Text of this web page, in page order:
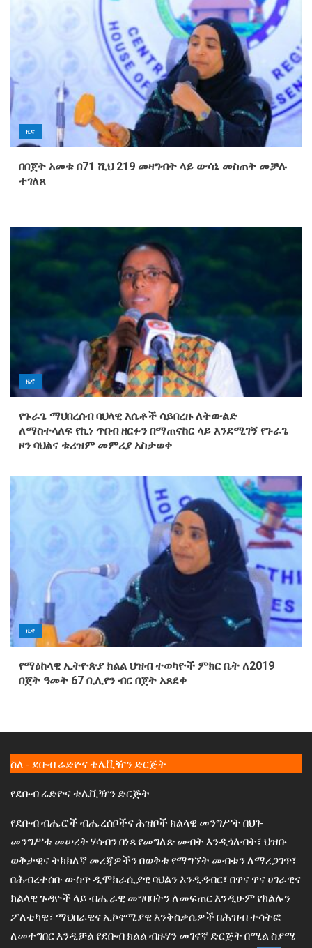
ዜና
በበጀት አመቱ በ71 ሺህ 219 መዛግብት ላይ ውሳኔ መስጠት መቻሉ
ተገለጸ
ዜና
የጉራጌ ማህበረሰብ ባህላዊ እሴቶች ሳይበረዙ ለትውልድ
ለማስተላለፍ የኪነ ጥበብ ዘርፉን በማጠናከር ላይ እንደሚገኝ የጉራጌ
ዞን ባህልና ቱሪዝም መምሪያ አስታወቀ
ዜና
የማዕከላዊ ኢትዮጵያ ክልል ህዝብ ተወካዮች ምክር ቤት ለ2019
በጀት ዓመት 67 ቢሊየን ብር በጀት አጸደቀ
ስለ - ደቡብ ሬድዮና ቴሌቪዥን ድርጅት
የደቡብ ሬድዮና ቴሌቪዥን ድርጅት
የደቡብ ብሔሮች ብሔረሰቦችና ሕዝቦች ክልላዊ መንግሥት በህገ-
መንግሥቱ መሠረት ሃሳብን በነጻ የመግለጽ መብት እንዲጎለብት፣ ህዝቡ
ወቅታዊና ትክክለኛ መረጃዎችን በወቅቱ የማግኘት መብቱን ለማረጋገጥ፣
በሕብረተሰቡ ውስጥ ዲሞክራሲያዊ ባህልን እንዲዳብር፣ በዋና ዋና ሀገራዊና
ክልላዊ ጉዳዮች ላይ ብሔራዊ መግባባትን ለመፍጠር እንዲሁም የክልሉን
ፖለቲካዊ፣ ማህበራዊና ኢኮኖሚያዊ እንቅስቃሴዎች በሕዝብ ተሳትፎ
ለመተግበር እንዲቻል የደቡብ ክልል ብዙሃን መገናኛ ድርጅት በሚል ስያሜ